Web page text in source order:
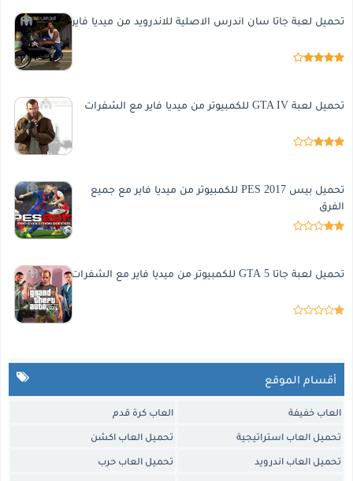
تحميل لعبة جاتا سان اندرس الاصلية للاندرويد من ميديا فاير
تحميل لعبة GTA IV للكمبيوتر من ميديا فاير مع الشفرات
تحميل بيس 2017 PES للكمبيوتر من ميديا فاير مع جميع
الفرق
تحميل لعبة جاتا 5 GTA للكمبيوتر من ميديا فاير مع الشفرات
أقسام الموقع
العاب خفيفة العاب كرة قدم
تحميل العاب استراتيجية تحميل العاب اكشن
تحميل العاب اندرويد تحميل العاب حرب